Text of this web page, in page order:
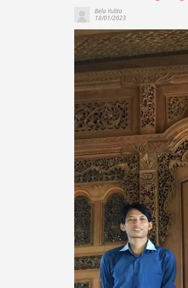
Bela Yulita
18/01/2023